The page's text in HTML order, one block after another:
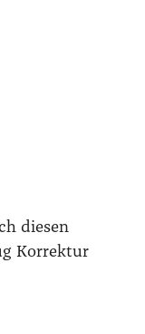
die­sen
Kor­rek­tur